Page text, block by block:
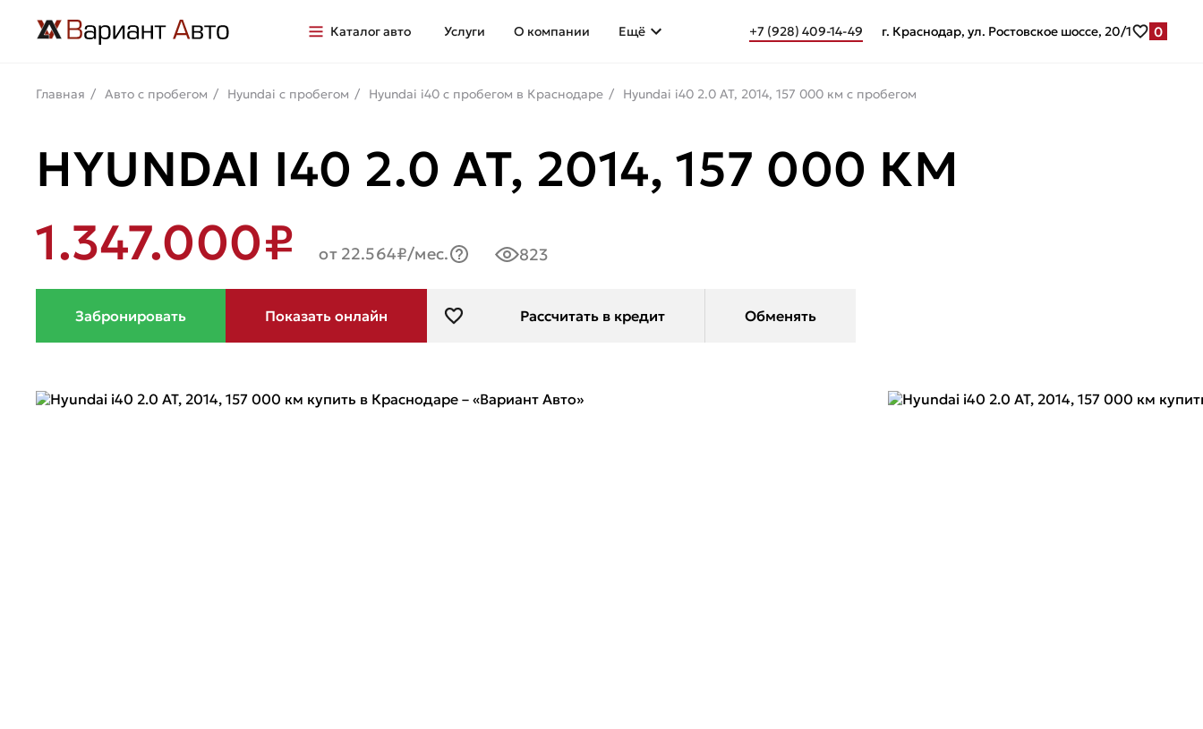
Каталог авто Услуги О компании Ещё +7 (928) 409-14-49 г. Краснодар, ул. Ростовское шоссе, 20/1 0
Главная Авто с пробегом Hyundai с пробегом Hyundai i40 с пробегом в Краснодаре Hyundai i40 2.0 AT, 2014, 157 000 км с пробегом
HYUNDAI I40 2.0 AT, 2014, 157 000 КМ
1.347.000₽
от 22.564₽/мес. 823